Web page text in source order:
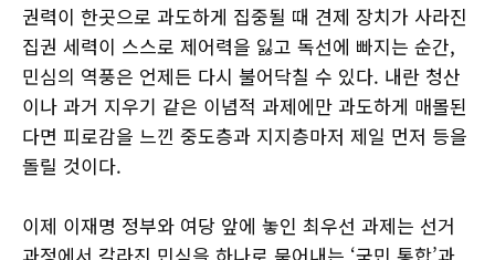
권력이 한곳으로 과도하게 집중될 때 견제 장치가 사라진
집권 세력이 스스로 제어력을 잃고 독선에 빠지는 순간,
민심의 역풍은 언제든 다시 불어닥칠 수 있다. 내란 청산
이나 과거 지우기 같은 이념적 과제에만 과도하게 매몰된
다면 피로감을 느낀 중도층과 지지층마저 제일 먼저 등을
돌릴 것이다.
이제 이재명 정부와 여당 앞에 놓인 최우선 과제는 선거
과정에서 갈라진 민심을 하나로 묶어내는 ‘국민 통합’과